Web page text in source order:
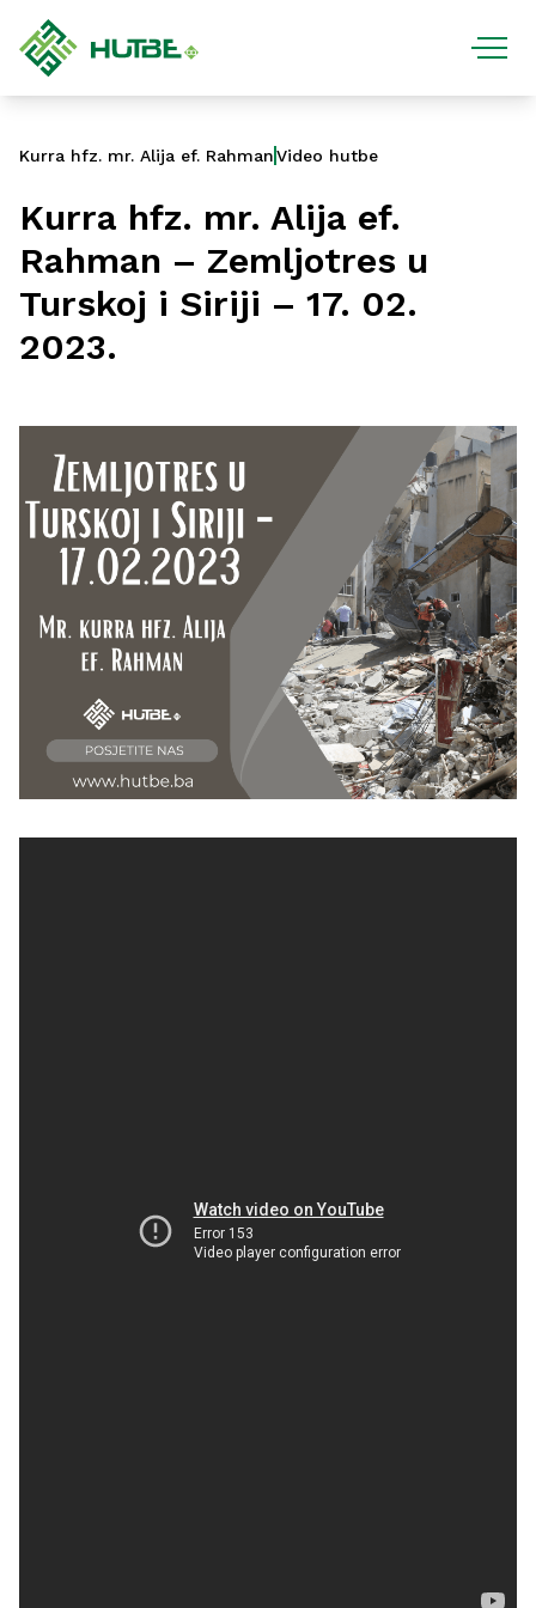
Kurra hfz. mr. Alija ef. RahmanVideo hutbe
Kurra hfz. mr. Alija ef.
Rahman – Zemljotres u
Turskoj i Siriji – 17. 02.
2023.